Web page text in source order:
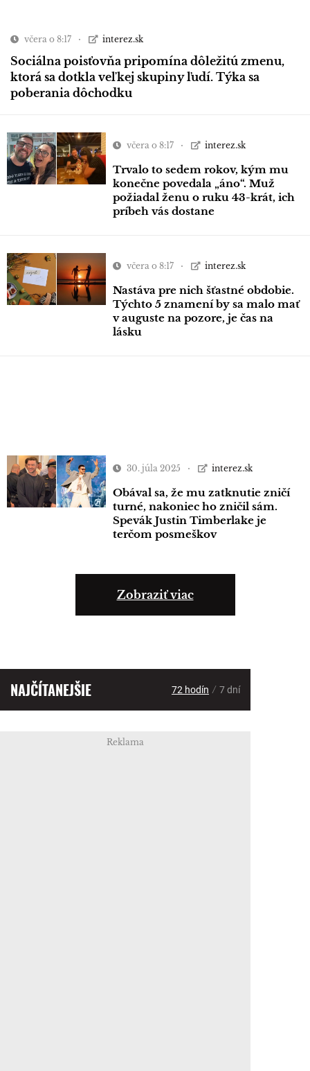
včera o 8:17 interez.sk
Sociálna poisťovňa pripomína dôležitú zmenu,
ktorá sa dotkla veľkej skupiny ľudí. Týka sa
poberania dôchodku
včera o 8:17 interez.sk
Trvalo to sedem rokov, kým mu
konečne povedala „áno“. Muž
požiadal ženu o ruku 43-krát, ich
príbeh vás dostane
včera o 8:17 interez.sk
Nastáva pre nich šťastné obdobie.
Týchto 5 znamení by sa malo mať
v auguste na pozore, je čas na
lásku
30. júla 2025 interez.sk
Obával sa, že mu zatknutie zničí
turné, nakoniec ho zničil sám.
Spevák Justin Timberlake je
terčom posmeškov
Zobraziť viac
NAJČÍTANEJŠIE 72 hodín / 7 dní
Reklama